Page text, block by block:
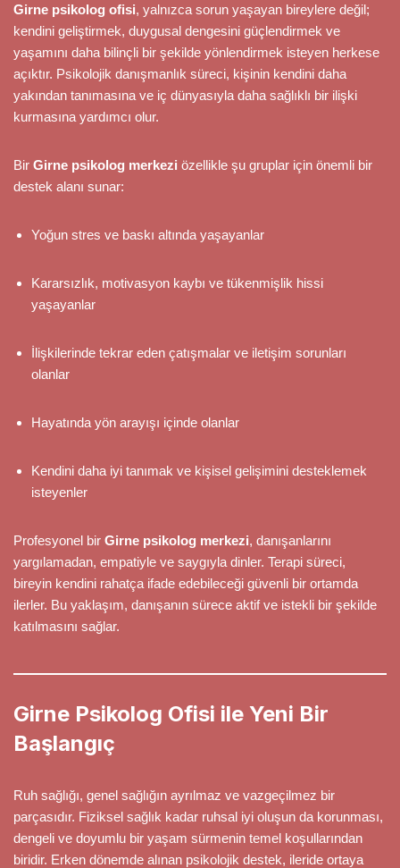
Girne psikolog ofisi, yalnızca sorun yaşayan bireylere değil;
kendini geliştirmek, duygusal dengesini güçlendirmek ve
yaşamını daha bilinçli bir şekilde yönlendirmek isteyen herkese
açıktır. Psikolojik danışmanlık süreci, kişinin kendini daha
yakından tanımasına ve iç dünyasıyla daha sağlıklı bir ilişki
kurmasına yardımcı olur.
Bir Girne psikolog merkezi özellikle şu gruplar için önemli bir
destek alanı sunar:
Yoğun stres ve baskı altında yaşayanlar
Kararsızlık, motivasyon kaybı ve tükenmişlik hissi
yaşayanlar
İlişkilerinde tekrar eden çatışmalar ve iletişim sorunları
olanlar
Hayatında yön arayışı içinde olanlar
Kendini daha iyi tanımak ve kişisel gelişimini desteklemek
isteyenler
Profesyonel bir Girne psikolog merkezi, danışanlarını
yargılamadan, empatiyle ve saygıyla dinler. Terapi süreci,
bireyin kendini rahatça ifade edebileceği güvenli bir ortamda
ilerler. Bu yaklaşım, danışanın sürece aktif ve istekli bir şekilde
katılmasını sağlar.
Girne Psikolog Ofisi ile Yeni Bir
Başlangıç
Ruh sağlığı, genel sağlığın ayrılmaz ve vazgeçilmez bir
parçasıdır. Fiziksel sağlık kadar ruhsal iyi oluşun da korunması,
dengeli ve doyumlu bir yaşam sürmenin temel koşullarından
biridir. Erken dönemde alınan psikolojik destek, ileride ortaya